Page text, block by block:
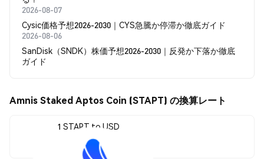
2026-08-07
Cysic価格予想2026-2030｜CYS急騰か停滞か徹底ガイド
2026-08-06
SanDisk（SNDK）株価予想2026-2030｜反発か下落か徹底
ガイド
Amnis Staked Aptos Coin (STAPT) の換算レート
1 STAPT to USD
$0.69891